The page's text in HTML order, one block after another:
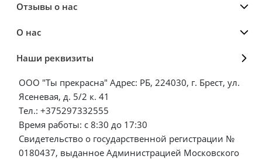
Отзывы о нас
О нас
Наши реквизиты
ООО "Ты прекрасна" Адрес: РБ, 224030, г. Брест, ул.
Ясеневая, д. 5/2 к. 41
Тел.: +375297332555
Время работы: с 8:30 до 17:30
Свидетельство о государственной регистрации №
0180437, выданное Администрацией Московского